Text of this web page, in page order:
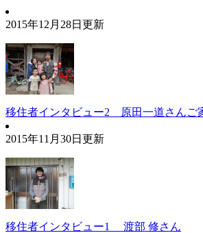
2015年12月28日更新
移住者インタビュー2 原田一道さんご
2015年11月30日更新
移住者インタビュー1 渡部 修さん